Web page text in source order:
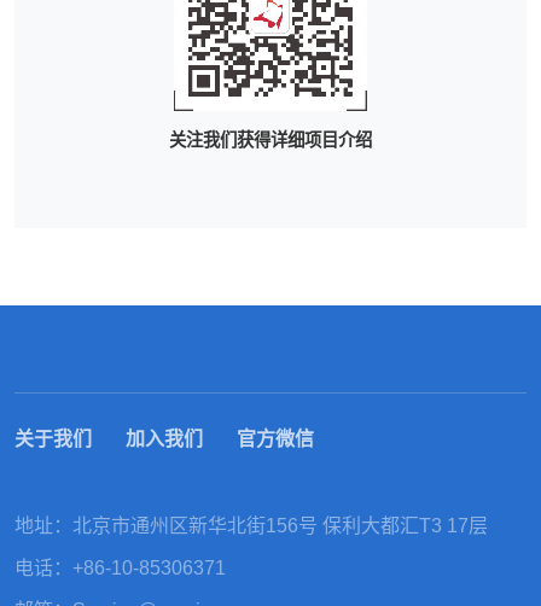
关注我们获得详细项目介绍
关于我们 加入我们 官方微信
地址：北京市通州区新华北街156号 保利大都汇T3 17层
电话： +86-10-85306371